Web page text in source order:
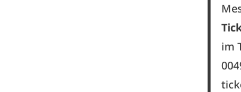
im